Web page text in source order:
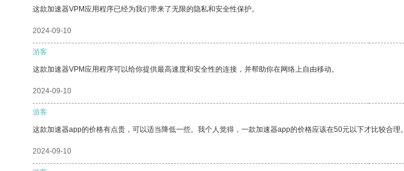
这款加速器VPM应用程序已经为我们带来了无限的隐私和安全性保护。
2024-09-10
游客
这款加速器VPM应用程序可以给你提供最高速度和安全性的连接，并帮助你在网络上自由移动。
2024-09-10
游客
这款加速器app的价格有点贵，可以适当降低一些。我个人觉得，一款加速器app的价格应该在50元以下才比较合理。
2024-09-10